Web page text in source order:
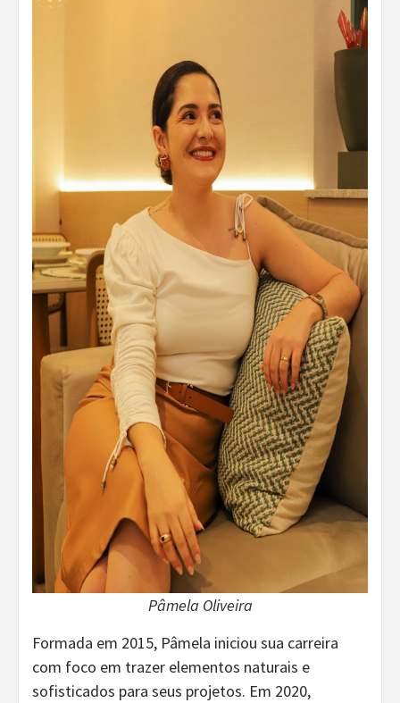
Pâmela Oliveira
Formada em 2015, Pâmela iniciou sua carreira
com foco em trazer elementos naturais e
sofisticados para seus projetos. Em 2020,